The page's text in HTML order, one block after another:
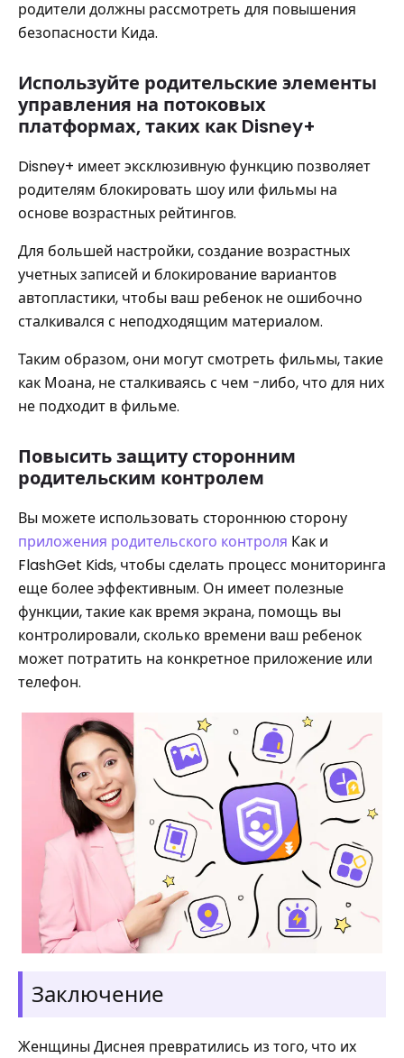
родители должны рассмотреть для повышения
безопасности Кида.
Используйте родительские элементы
управления на потоковых
платформах, таких как Disney+
Disney+ имеет эксклюзивную функцию позволяет
родителям блокировать шоу или фильмы на
основе возрастных рейтингов.
Для большей настройки, создание возрастных
учетных записей и блокирование вариантов
автопластики, чтобы ваш ребенок не ошибочно
сталкивался с неподходящим материалом.
Таким образом, они могут смотреть фильмы, такие
как Моана, не сталкиваясь с чем -либо, что для них
не подходит в фильме.
Повысить защиту сторонним
родительским контролем
Вы можете использовать стороннюю сторону
приложения родительского контроля Как и
FlashGet Kids, чтобы сделать процесс мониторинга
еще более эффективным. Он имеет полезные
функции, такие как время экрана, помощь вы
контролировали, сколько времени ваш ребенок
может потратить на конкретное приложение или
телефон.
Заключение
Женщины Диснея превратились из того, что их